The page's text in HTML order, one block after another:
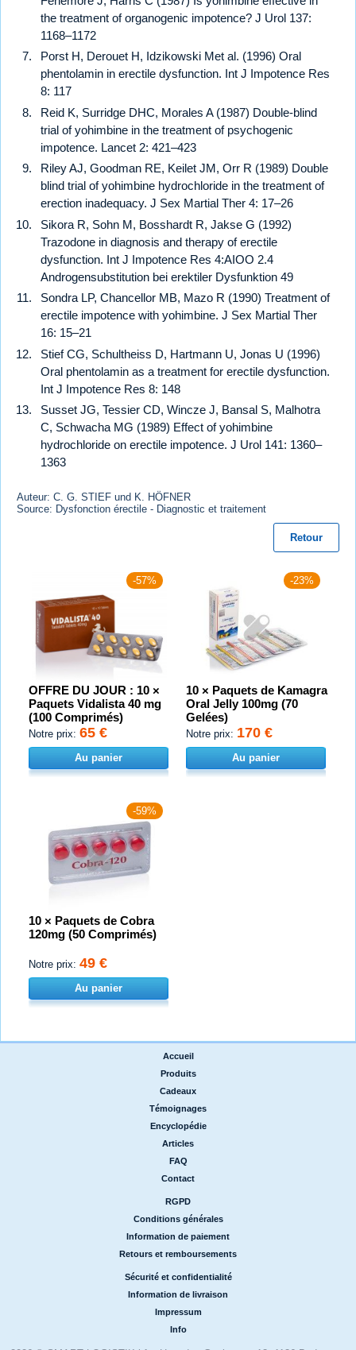
the treatment of organogenic impotence? J Urol 137:
1168–1172
Porst H, Derouet H, Idzikowski Met al. (1996) Oral
phentolamin in erectile dysfunction. Int J Impotence Res
8: 117
Reid K, Surridge DHC, Morales A (1987) Double-blind
trial of yohimbine in the treatment of psychogenic
impotence. Lancet 2: 421–423
Riley AJ, Goodman RE, Keilet JM, Orr R (1989) Double
blind trial of yohimbine hydrochloride in the treatment of
erection inadequacy. J Sex Martial Ther 4: 17–26
Sikora R, Sohn M, Bosshardt R, Jakse G (1992)
Trazodone in diagnosis and therapy of erectile
dysfunction. Int J Impotence Res 4:AIOO 2.4
Androgensubstitution bei erektiler Dysfunktion 49
Sondra LP, Chancellor MB, Mazo R (1990) Treatment of
erectile impotence with yohimbine. J Sex Martial Ther
16: 15–21
Stief CG, Schultheiss D, Hartmann U, Jonas U (1996)
Oral phentolamin as a treatment for erectile dysfunction.
Int J Impotence Res 8: 148
Susset JG, Tessier CD, Wincze J, Bansal S, Malhotra
C, Schwacha MG (1989) Effect of yohimbine
hydrochloride on erectile impotence. J Urol 141: 1360–
1363
Auteur: C. G. STIEF und K. HÖFNER
Source: Dysfonction érectile - Diagnostic et traitement
Retour
-57%
OFFRE DU JOUR : 10 ×
Paquets Vidalista 40 mg
(100 Comprimés)
Notre prix: 65 €
Au panier
-23%
10 × Paquets de Kamagra
Oral Jelly 100mg (70
Gelées)
Notre prix: 170 €
Au panier
-59%
10 × Paquets de Cobra
120mg (50 Comprimés)
Notre prix: 49 €
Au panier
Accueil
Produits
Cadeaux
Témoignages
Encyclopédie
Articles
FAQ
Contact
RGPD
Conditions générales
Information de paiement
Retours et remboursements
Sécurité et confidentialité
Information de livraison
Impressum
Info